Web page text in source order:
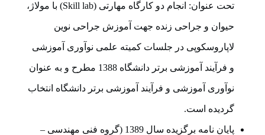
تحت عنوان: انجام دو کارگاه مهارتی (Skill lab) با مولاژ،
حیوان و جراحی زنده جهت آموزش جراحی نوین
لاپاروسکوپی در جلسات کمیته علمی نوآوری آموزشی
و فرآیند آموزشی برتر دانشگاه 1388 مطرح و به عنوان
نوآوری آموزشی و فرآیند آموزشی برتر دانشگاه انتخاب
گردیده است.
پایان نامه برگزیده سال 1389 (گروه فنی مهندسی –